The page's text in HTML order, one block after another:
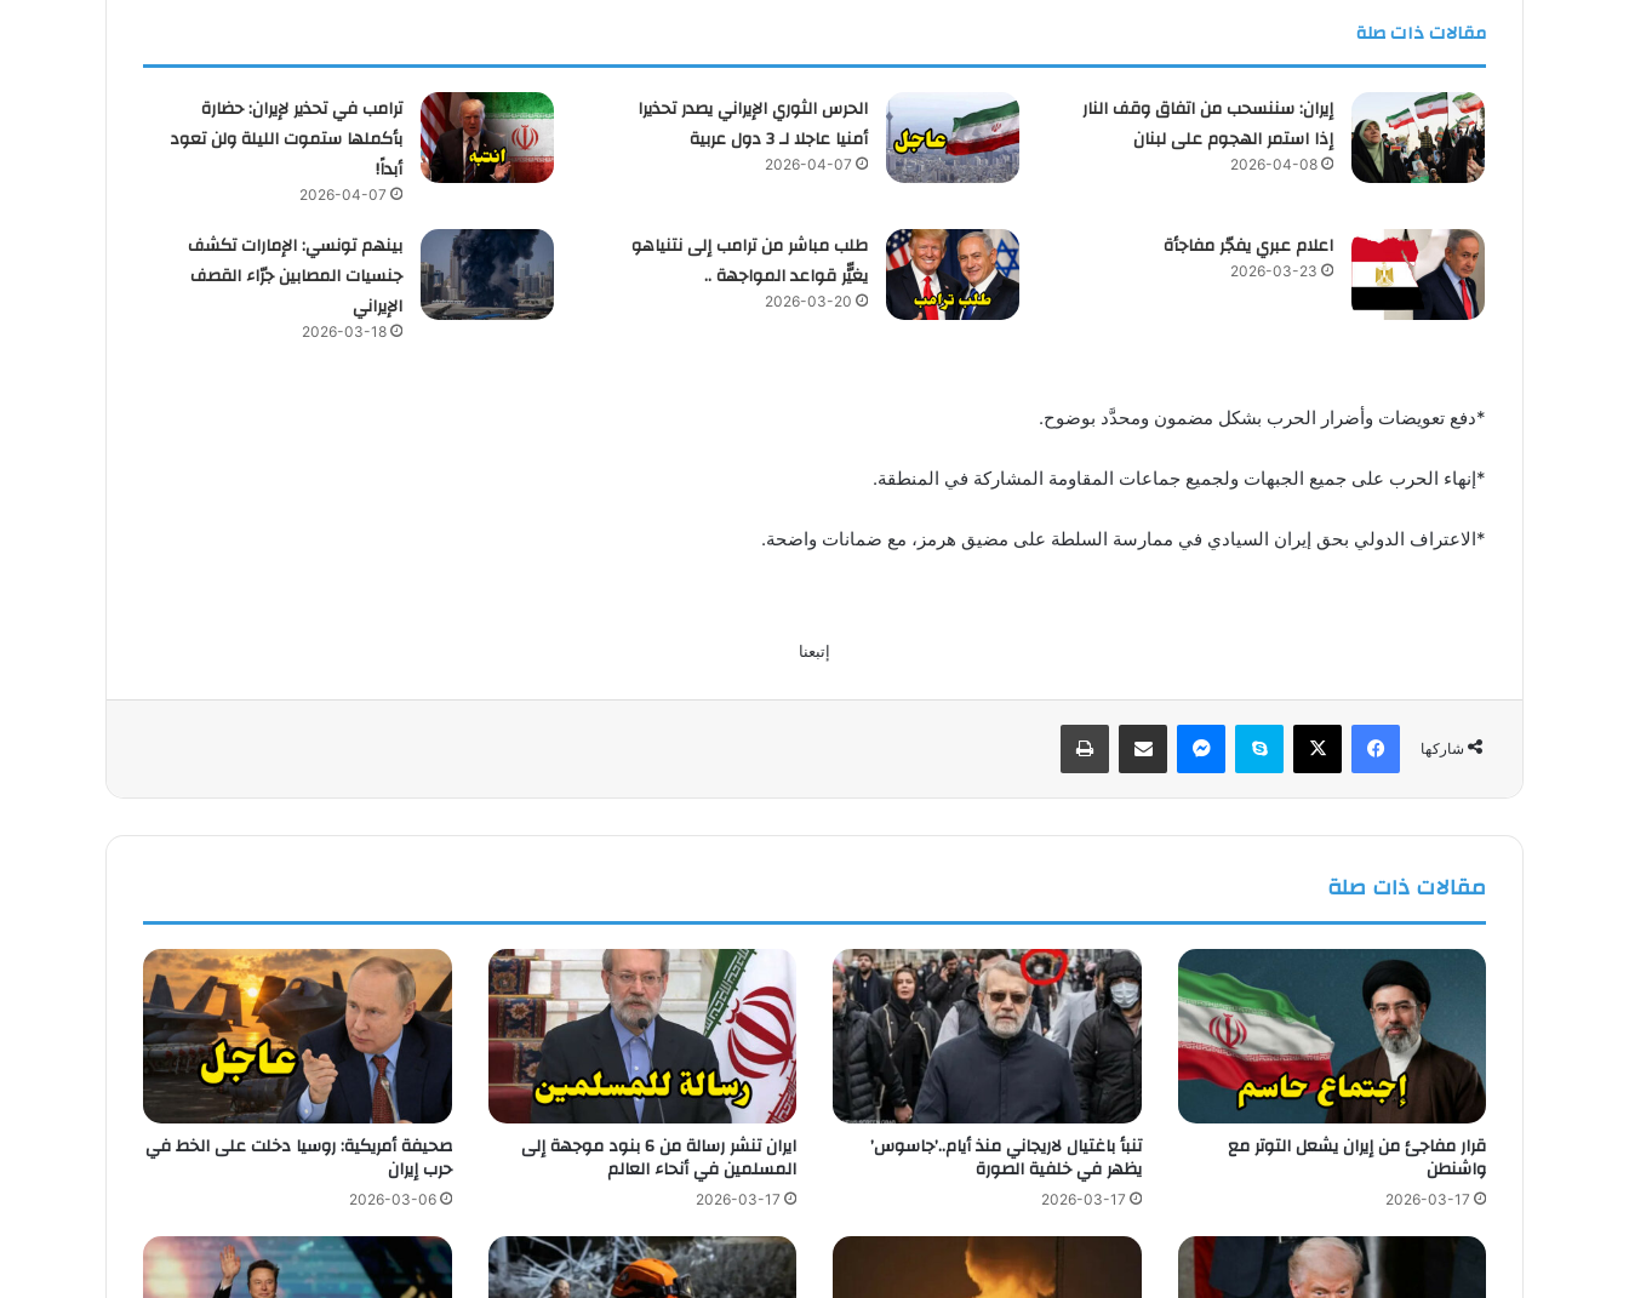
مقالات ذات صلة
إيران: سننسحب من اتفاق وقف النار
إذا استمر الهجوم على لبنان
2026-04-08
الحرس الثوري الإيراني يصدر تحذيرا
أمنيا عاجلا لـ 3 دول عربية
2026-04-07
ترامب في تحذير لإيران: حضارة
بأكملها ستموت الليلة ولن تعود
أبداً!
2026-04-07
اعلام عبري يفجّر مفاجأة
2026-03-23
طلب مباشر من ترامب إلى نتنياهو
يغيّّر قواعد المواجهة ..
2026-03-20
بينهم تونسي: الإمارات تكشف
جنسيات المصابين جرّاء القصف
الإيراني
2026-03-18
*دفع تعويضات وأضرار الحرب بشكل مضمون ومحدَّد بوضوح.
*إنهاء الحرب على جميع الجبهات ولجميع جماعات المقاومة المشاركة في المنطقة.
*الاعتراف الدولي بحق إيران السيادي في ممارسة السلطة على مضيق هرمز، مع ضمانات واضحة.
إتبعنا
شاركها
فيسبوك سكايب
مقالات ذات صلة
قرار مفاجئ من إيران يشعل التوتر مع
واشنطن
2026-03-17
تنبأ باغتيال لاريجاني منذ أيام..’جاسوس’
يظهر في خلفية الصورة
2026-03-17
ايران تنشر رسالة من 6 بنود موجهة إلى
المسلمين في أنحاء العالم
2026-03-17
صحيفة أمريكية: روسيا دخلت على الخط في
حرب إيران
2026-03-06